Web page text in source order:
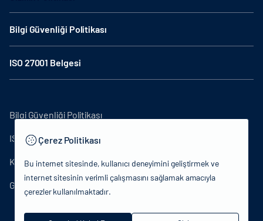
Bilgi Güvenliği Politikası
ISO 27001 Belgesi
Bilgi Güvenliği Politikası
ISO27001
KVKK Aydınlatma Metni
Gizlilik Politikası
Çerez Politikası
Bu internet sitesinde, kullanıcı deneyimini geliştirmek ve
internet sitesinin verimli çalışmasını sağlamak amacıyla
çerezler kullanılmaktadır.